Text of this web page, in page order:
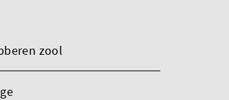
zool